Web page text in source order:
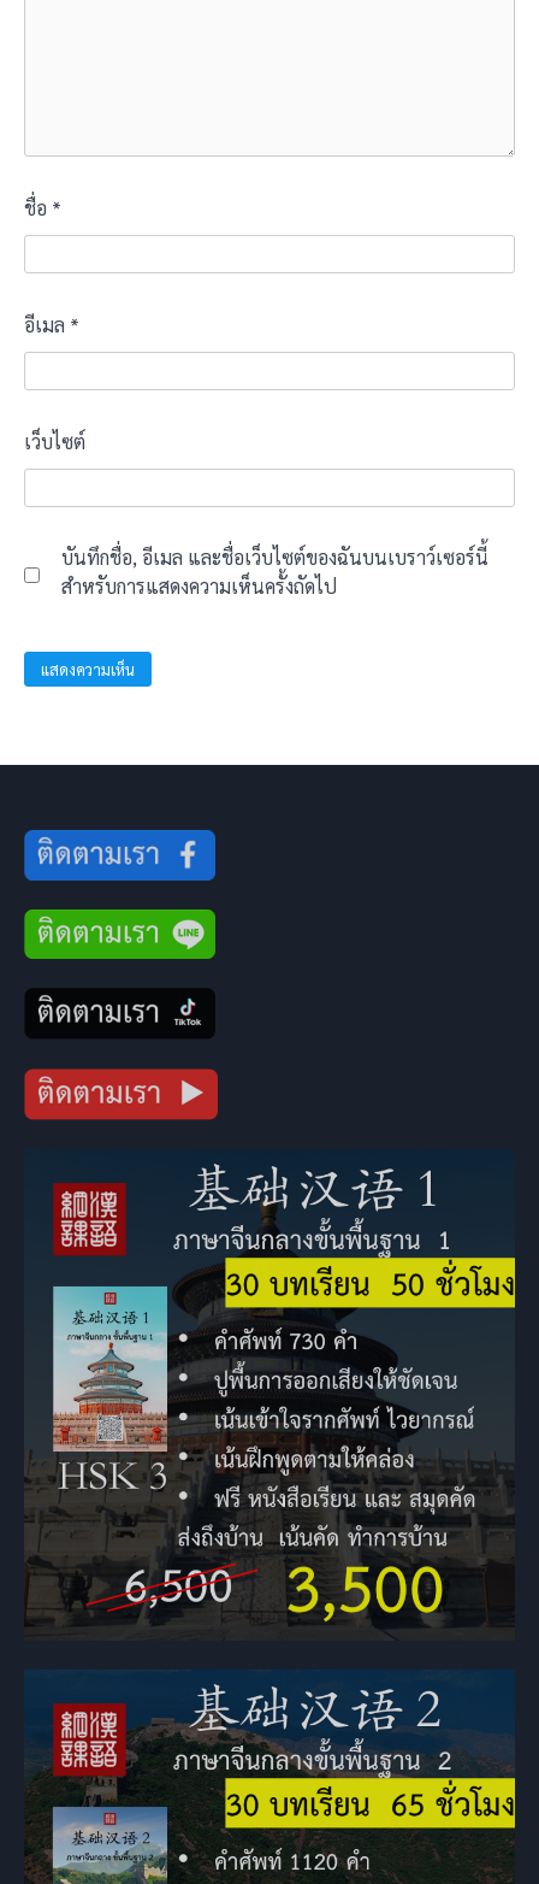
ชื่อ *
อีเมล *
เว็บไซต์
บันทึกชื่อ, อีเมล และชื่อเว็บไซต์ของฉันบนเบราว์เซอร์นี้
สำหรับการแสดงความเห็นครั้งถัดไป